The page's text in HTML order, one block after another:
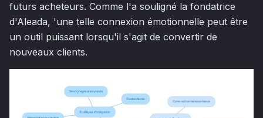
futurs acheteurs. Comme l'a souligné la fondatrice
d'Aleada, 'une telle connexion émotionnelle peut être
un outil puissant lorsqu'il s'agit de convertir de
nouveaux clients.